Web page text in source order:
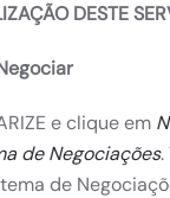
DESTE
e clique em
de Negociações.
de